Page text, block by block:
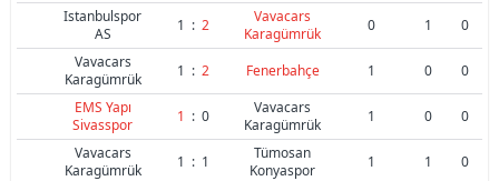
Istanbulspor
AS
1 : 2
Vavacars
Karagümrük
0 1
0
Vavacars
Karagümrük
1 : 2 Fenerbahçe 1 0
0
EMS Yapı
Sivasspor
1 : 0
Vavacars
Karagümrük
1 0
0
Vavacars
Karagümrük
1 : 1
Tümosan
Konyaspor
1 1 0